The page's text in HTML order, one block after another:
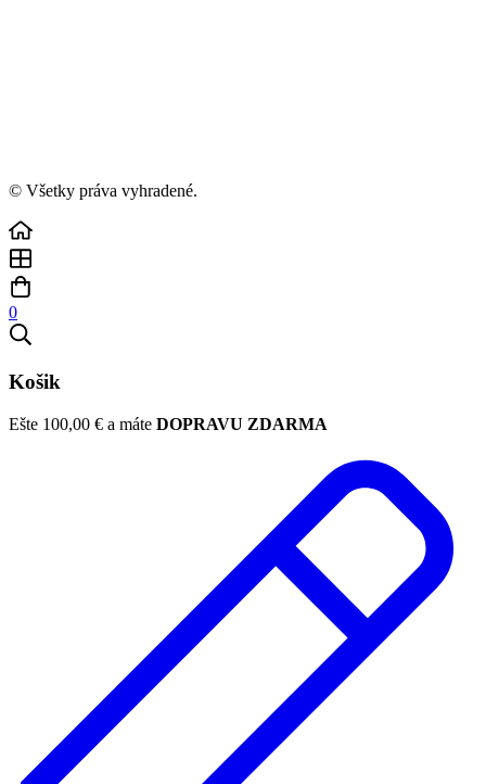
© Všetky práva vyhradené.
0
Košik
Ešte 100,00 € a máte DOPRAVU ZDARMA